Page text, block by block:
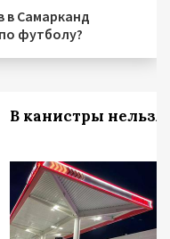
в Самарканд
футболу?
В канистры нельзя!